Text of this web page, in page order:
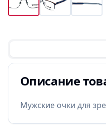
Описание
Мужские очки для